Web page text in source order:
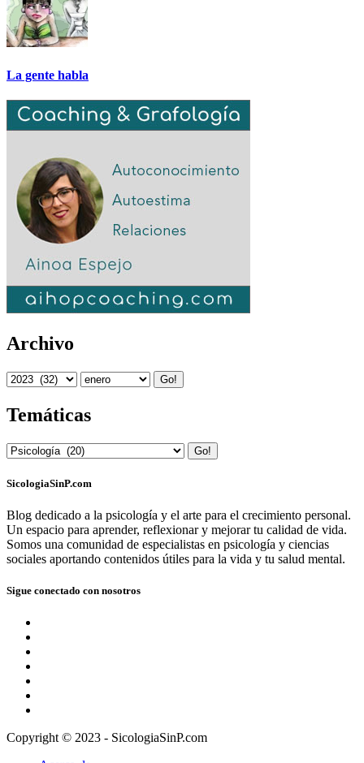
La gente habla
Archivo
Go!
Temáticas
Go!
SicologiaSinP.com
Blog dedicado a la psicología y el arte para el crecimiento personal.
Un espacio para aprender, reflexionar y mejorar tu calidad de vida.
Somos una comunidad de especialistas en psicología y ciencias
sociales aportando contenidos útiles para la vida y tu salud mental.
Sigue conectado con nosotros
Copyright © 2023 - SicologiaSinP.com